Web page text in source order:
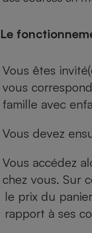
Le
Vous êtes
vous
famille avec
Vous devez
Vous accédez
chez vous. Sur
le prix du
rapport à ses